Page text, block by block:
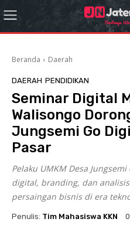
Beranda Daerah
DAERAH PENDIDIKAN
Seminar Digital
Walisongo
Jungsemi Go
Pasar
Pelaku UMKM Desa
digital, branding, dan
persaingan bisnis di era
Penulis: Tim Mahasiswa KKN